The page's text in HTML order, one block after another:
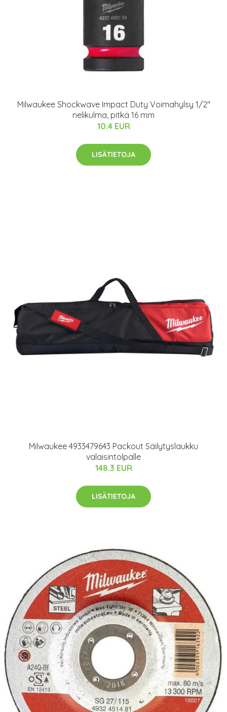
Milwaukee Shockwave Impact Duty Voimahylsy 1/2"
nelikulma, pitkä 16 mm
10.4 EUR
LISÄTIETOJA
Milwaukee 4933479643 Packout Säilytyslaukku
valaisintolpalle
148.3 EUR
LISÄTIETOJA